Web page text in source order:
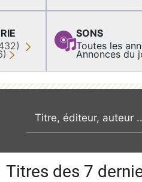
SONS
Toutes les
Annonces du
recherche par mot clé
Titres des 7